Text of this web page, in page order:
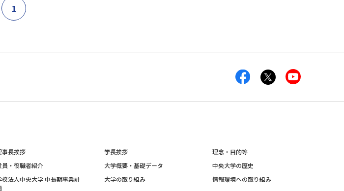
1
事長挨拶 学長挨拶
理念・目的等
員・役職者紹介
大学概要・基礎データ
中央大学の歴史
校法人中央大学 中長期事業計
大学の取り組み 情報環境への取り組み